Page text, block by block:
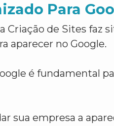
Para
Criação de Sites faz
aparecer no Google.
é fundamental
sua empresa a